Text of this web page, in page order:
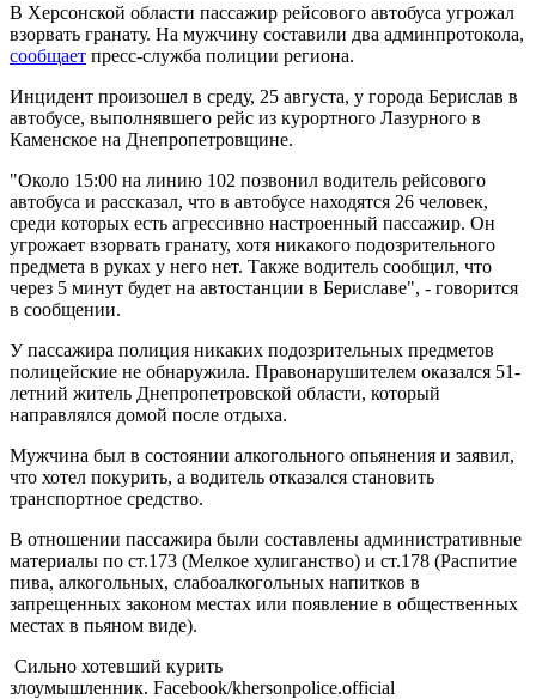
В Херсонской области пассажир рейсового автобуса угрожал
взорвать гранату. На мужчину составили два админпротокола,
сообщает пресс-служба полиции региона.
Инцидент произошел в среду, 25 августа, у города Берислав в
автобусе, выполнявшего рейс из курортного Лазурного в
Каменское на Днепропетровщине.
"Около 15:00 на линию 102 позвонил водитель рейсового
автобуса и рассказал, что в автобусе находятся 26 человек,
среди которых есть агрессивно настроенный пассажир. Он
угрожает взорвать гранату, хотя никакого подозрительного
предмета в руках у него нет. Также водитель сообщил, что
через 5 минут будет на автостанции в Бериславе", - говорится
в сообщении.
У пассажира полиция никаких подозрительных предметов
полицейские не обнаружила. Правонарушителем оказался 51-
летний житель Днепропетровской области, который
направлялся домой после отдыха.
Мужчина был в состоянии алкогольного опьянения и заявил,
что хотел покурить, а водитель отказался становить
транспортное средство.
В отношении пассажира были составлены административные
материалы по ст.173 (Мелкое хулиганство) и ст.178 (Распитие
пива, алкогольных, слабоалкогольных напитков в
запрещенных законом местах или появление в общественных
местах в пьяном виде).
Сильно хотевший курить
злоумышленник. Facebook/khersonpolice.official